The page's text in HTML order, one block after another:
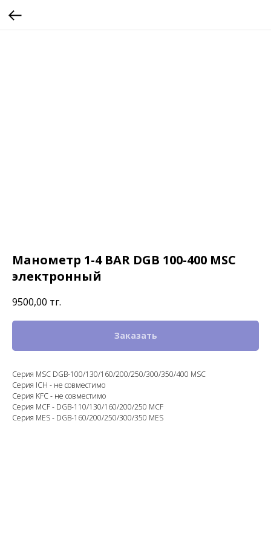
Манометр 1-4 BAR DGB 100-400 MSC
электронный
9500,00 тңг.
Заказать
Серия MSC DGB-100/130/160/200/250/300/350/400 MSC
Серия ICH - не совместимо
Серия KFC - не совместимо
Серия MCF - DGB-110/130/160/200/250 MCF
Серия MES - DGB-160/200/250/300/350 MES